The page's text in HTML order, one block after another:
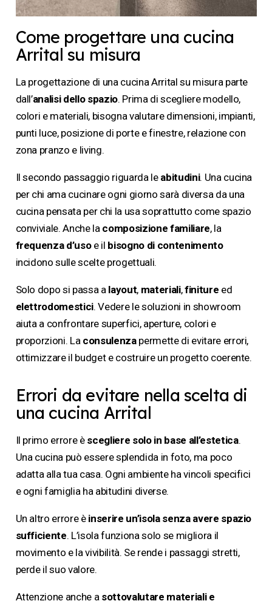
Come progettare una cucina
Arrital su misura
La progettazione di una cucina Arrital su misura parte
dall’analisi dello spazio. Prima di scegliere modello,
colori e materiali, bisogna valutare dimensioni, impianti,
punti luce, posizione di porte e finestre, relazione con
zona pranzo e living.
Il secondo passaggio riguarda le abitudini. Una cucina
per chi ama cucinare ogni giorno sarà diversa da una
cucina pensata per chi la usa soprattutto come spazio
conviviale. Anche la composizione familiare, la
frequenza d’usoe il bisogno di contenimento
incidono sulle scelte progettuali.
Solo dopo si passa a layout, materiali,finiture ed
elettrodomestici. Vedere le soluzioni in showroom
aiuta a confrontare superfici, aperture, colori e
proporzioni. La consulenzapermette di evitare errori,
ottimizzare il budget e costruire un progetto coerente.
Errori da evitare nella scelta di
una cucina Arrital
Il primo errore è scegliere solo in base all’estetica.
Una cucina può essere splendida in foto, ma poco
adatta alla tua casa. Ogni ambiente ha vincoli specifici
e ogni famiglia ha abitudini diverse.
Un altro errore è inserire un’isola senza avere spazio
sufficiente. L’isola funziona solo se migliora il
movimento e la vivibilità. Se rende i passaggi stretti,
perde il suo valore.
Attenzione anche a sottovalutare materiali e